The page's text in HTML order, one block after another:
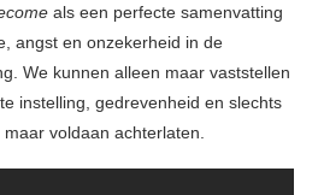
als een perfecte samenvatting
angst en onzekerheid in de
We kunnen alleen maar vaststellen
instelling, gedrevenheid en slechts
voldaan achterlaten.